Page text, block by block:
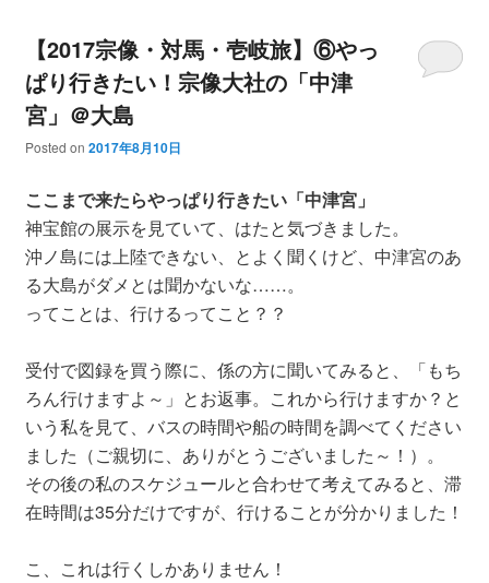
【2017宗像・対馬・壱岐旅】⑥やっ
ぱり行きたい！宗像大社の「中津
宮」＠大島
Posted on 2017年8月10日
ここまで来たらやっぱり行きたい「中津宮」
神宝館の展示を見ていて、はたと気づきました。
沖ノ島には上陸できない、とよく聞くけど、中津宮のあ
る大島がダメとは聞かないな……。
ってことは、行けるってこと？？
受付で図録を買う際に、係の方に聞いてみると、「もち
ろん行けますよ～」とお返事。これから行けますか？と
いう私を見て、バスの時間や船の時間を調べてください
ました（ご親切に、ありがとうございました～！）。
その後の私のスケジュールと合わせて考えてみると、滞
在時間は35分だけですが、行けることが分かりました！
こ、これは行くしかありません！